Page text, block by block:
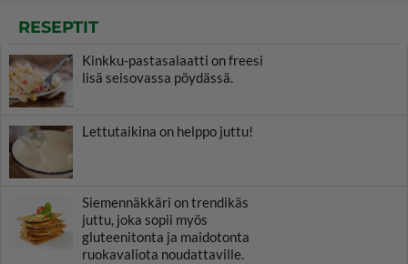
RESEPTIT
Kinkku-pastasalaatti on freesi
lisä seisovassa pöydässä.
Lettutaikina on helppo juttu!
Siemennäkkäri on trendikäs
juttu, joka sopii myös
gluteenitonta ja maidotonta
ruokavaliota noudattaville.